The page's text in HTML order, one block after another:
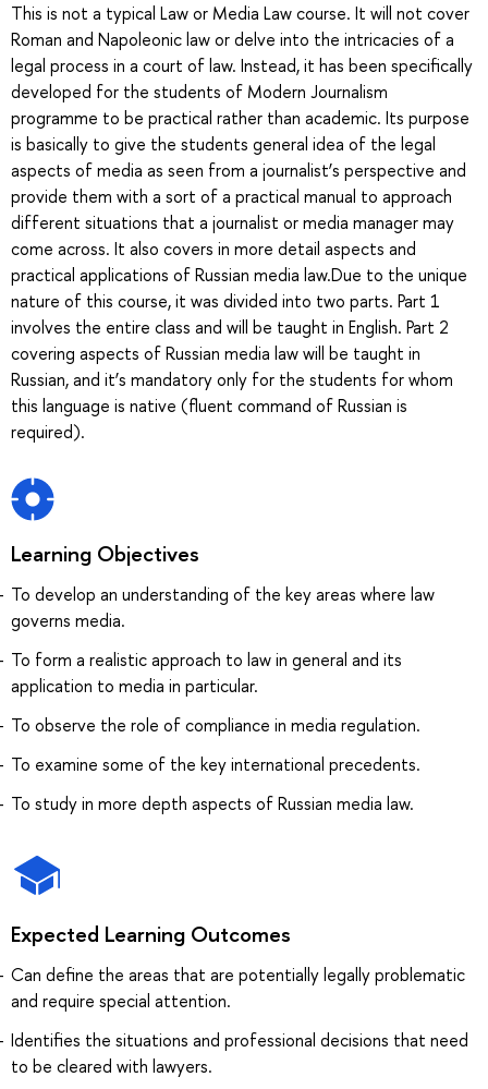
This is not a typical Law or Media Law course. It will not cover
Roman and Napoleonic law or delve into the intricacies of a
legal process in a court of law. Instead, it has been specifically
developed for the students of Modern Journalism
programme to be practical rather than academic. Its purpose
is basically to give the students general idea of the legal
aspects of media as seen from a journalist’s perspective and
provide them with a sort of a practical manual to approach
different situations that a journalist or media manager may
come across. It also covers in more detail aspects and
practical applications of Russian media law.Due to the unique
nature of this course, it was divided into two parts. Part 1
involves the entire class and will be taught in English. Part 2
covering aspects of Russian media law will be taught in
Russian, and it’s mandatory only for the students for whom
this language is native (fluent command of Russian is
required).
Learning Objectives
To develop an understanding of the key areas where law
governs media.
To form a realistic approach to law in general and its
application to media in particular.
To observe the role of compliance in media regulation.
To examine some of the key international precedents.
To study in more depth aspects of Russian media law.
Expected Learning Outcomes
Can define the areas that are potentially legally problematic
and require special attention.
Identifies the situations and professional decisions that need
to be cleared with lawyers.